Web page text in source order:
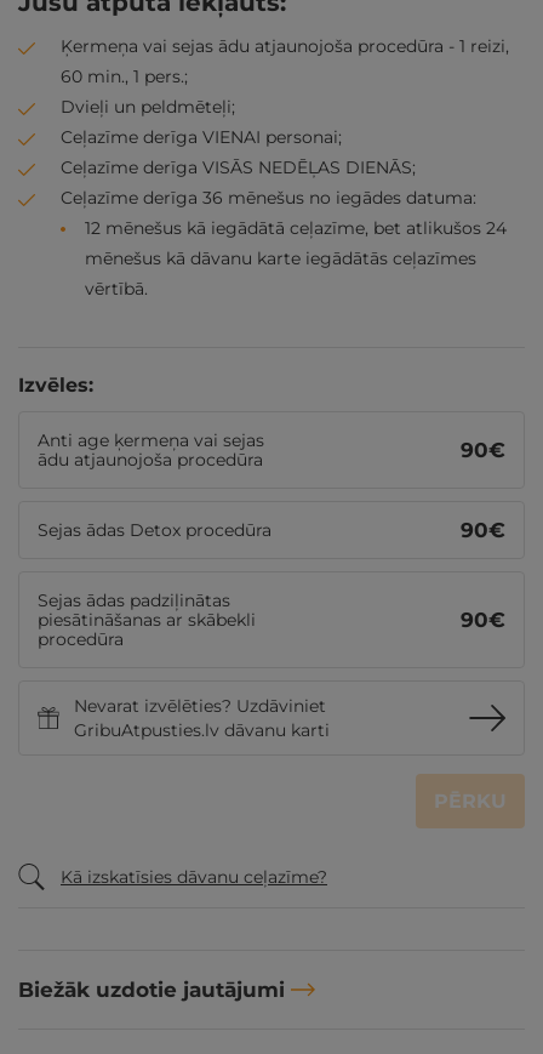
Ķermeņa vai sejas ādu atjaunojoša procedūra - 1 reizi,
60 min., 1 pers.;
Dvieļi un peldmēteļi;
Ceļazīme derīga VIENAI personai;
Ceļazīme derīga VISĀS NEDĒĻAS DIENĀS;
Ceļazīme derīga 36 mēnešus no iegādes datuma:
12 mēnešus kā iegādātā ceļazīme, bet atlikušos 24
mēnešus kā dāvanu karte iegādātās ceļazīmes
vērtībā.
Izvēles:
Anti age ķermeņa vai sejas
ādu atjaunojoša procedūra
90€
Sejas ādas Detox procedūra 90€
Sejas ādas padziļinātas
piesātināšanas ar skābekli
procedūra
90€
Nevarat izvēlēties? Uzdāviniet
GribuAtpusties.lv dāvanu karti
PĒRKU
Kā izskatīsies dāvanu ceļazīme?
Biežāk uzdotie jautājumi